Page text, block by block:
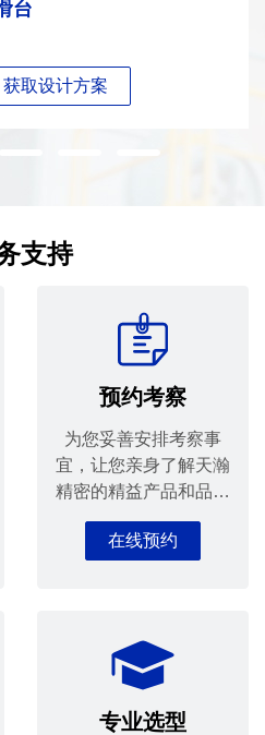
台
获取设计方案
支持
预约考察
为您妥善安排考察事
宜，让您亲身了解天瀚
精密的精益产品和品质
服务。
在线预约
专业选型